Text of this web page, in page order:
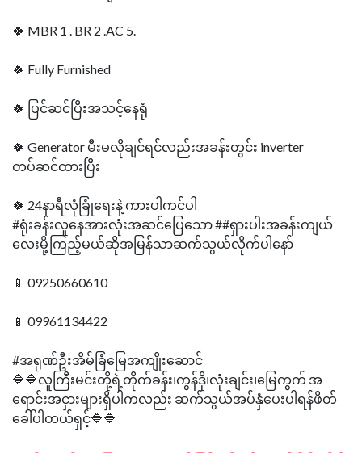
🍀 MBR 1 . BR 2 .AC 5.
🍀 Fully Furnished
🍀 ပြင်ဆင်ပြီးအသင့်နေရုံ
🍀 Generator မီးမလိုချင်ရင်လည်းအခန်းတွင်း inverter
တပ်ဆင်ထားပြီး
🍀 24နာရီလုံခြုံရေးနဲ့ ကားပါကင်ပါ
#ရုံးခန်းလူနေအားလုံးအဆင်ပြေသော ##ရှားပါးအခန်းကျယ်
လေးမို့ကြည့်မယ်ဆိုအမြန်သာဆက်သွယ်လိုက်ပါနော်
📱 09250660610
📱 09961134422
#အရုဏ်ဦးအိမ်ခြံမြေအကျိုးဆောင်
🔷🔷လူကြီးမင်းတို့ရဲ့တိုက်ခန်း၊ကွန်ဒို၊လုံးချင်း၊မြေကွက် အ
ရောင်းအငှားများရှိပါကလည်း ဆက်သွယ်အပ်နှံပေးပါရန်ဖိတ်